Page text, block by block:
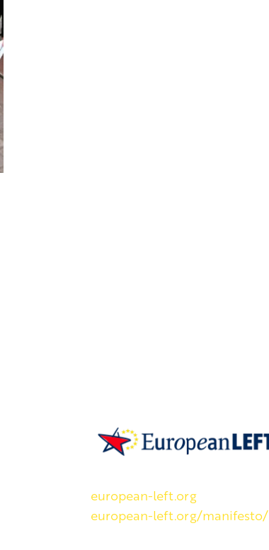
european-left.org
european-left.org/manifesto/